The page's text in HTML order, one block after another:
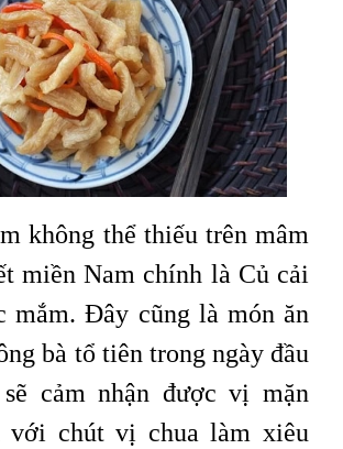
không thể thiếu trên mâm
miền Nam chính là Củ cải
mắm. Đây cũng là món ăn
bà tổ tiên trong ngày đầu
cảm nhận được vị mặn
với chút vị chua làm xiêu